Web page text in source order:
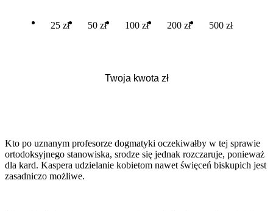
25 zł 50 zł 100 zł 200 zł 500 zł
Kto po uznanym profesorze dogmatyki oczekiwałby w tej sprawie
ortodoksyjnego stanowiska, srodze się jednak rozczaruje, ponieważ
dla kard. Kaspera udzielanie kobietom nawet święceń biskupich jest
zasadniczo możliwe.